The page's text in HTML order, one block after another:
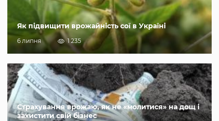
Як підвищити врожайність сої в Україні
6 липня 1 235
Страхування врожаю, як не «молитися» на дощ і
захистити свій бізнес